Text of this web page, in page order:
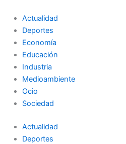
contenido
Actualidad
Deportes
Economía
Educación
Industria
Medioambiente
Ocio
Sociedad
Actualidad
Deportes